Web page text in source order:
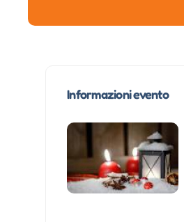
Informazioni evento